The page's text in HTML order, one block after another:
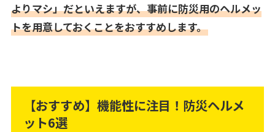
よりマシ」だといえますが、事前に防災用のヘルメッ
トを用意しておくことをおすすめします。
【おすすめ】機能性に注目！防災ヘルメ
ット6選